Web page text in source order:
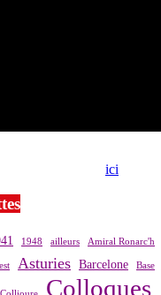
ici
1948 ailleurs Amiral Ronarc'h
Asturies Barcelone Base
Colloques